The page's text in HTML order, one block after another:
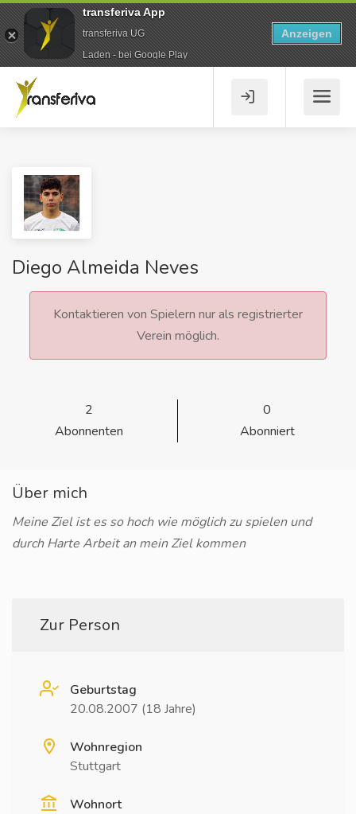
Diego Almeida Neves
Kontaktieren von Spielern nur als registrierter
Verein möglich.
2
Abonnenten
0
Abonniert
Über mich
Meine Ziel ist es so hoch wie möglich zu spielen und
durch Harte Arbeit an mein Ziel kommen
Zur Person
Geburtstag
20.08.2007 (18 Jahre)
Wohnregion
Stuttgart
Wohnort
transferiva App
transferiva UG
Laden - bei Google Play
Anzeigen